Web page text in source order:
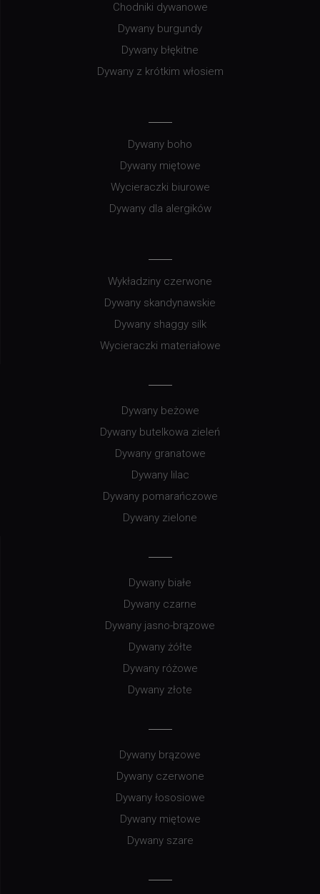
Chodniki dywanowe
Dywany burgundy
Dywany błękitne
Dywany z krótkim włosiem
Dywany boho
Dywany miętowe
Wycieraczki biurowe
Dywany dla alergików
Wykładziny czerwone
Dywany skandynawskie
Dywany shaggy silk
Wycieraczki materiałowe
Dywany beżowe
Dywany butelkowa zieleń
Dywany granatowe
Dywany lilac
Dywany pomarańczowe
Dywany zielone
Dywany białe
Dywany czarne
Dywany jasno-brązowe
Dywany żółte
Dywany różowe
Dywany złote
Dywany brązowe
Dywany czerwone
Dywany łososiowe
Dywany miętowe
Dywany szare